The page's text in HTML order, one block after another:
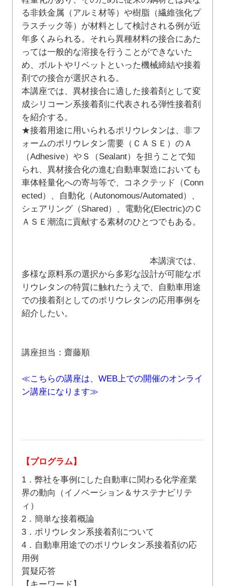
る非鉄金属（アルミ材等）や樹脂（繊維強化プ
ラスチック等）が材料として検討される例が近
年多くみられる。それら異種材料の接合にあた
っては一般的な溶接を行うことができないた
め、ボルトやリベットといった機械締結や接着
剤での接合が選択される。
本講座では、異材接合に適した接着剤として変
成シリコーン系接着剤に代表される弾性接着剤
を紹介する。
★接着用途に用いられるポリウレタンは、非フ
ォームのポリウレタン需要（ＣＡＳＥ）のＡ
（Adhesive）やＳ（Sealant）を担うことで知
られ、異材接合化の進む自動車製造においても
車体軽量化への寄与等で、コネクテッド（Conn
ected）、自動化（Autonomous/Automated）、
シェアリング（Shared）、電動化(Electric)のＣ
ＡＳＥ潮流に貢献する素材のひとつでもある。
本講演では、
多様な原料系の選択から多彩な設計が可能なポ
リウレタンの特質に触れたうえで、自動車用途
での接着剤としてのポリウレタンの応用事例を
紹介したい。
講座担当：齋藤順
≪こちらの講座は、WEB上での開催のオンライ
ン講座になります≫
【プログラム】
1．弊社を事例にした自動車に関わる化学産業
界の動向（イノベーション＆サステナビリテ
ィ）
2．簡単な接着概論
3．ポリウレタン系接着剤について
4．自動車用途でのポリウレタン系接着剤の応
用例
質疑応答